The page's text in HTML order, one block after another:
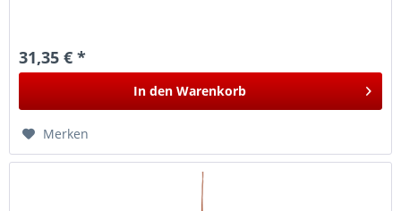
31,35 € *
In den Warenkorb
Merken